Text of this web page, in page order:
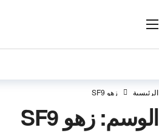
الرئيسية زهو SF9
الوسم:زهو SF9